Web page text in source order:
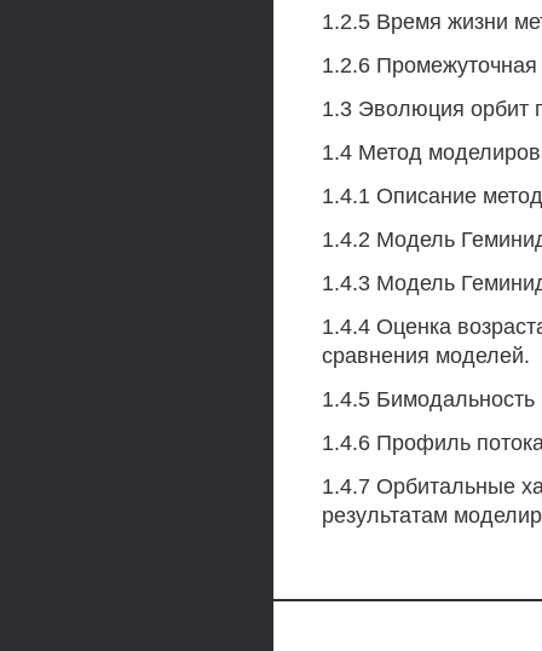
1.2.5 Время жизни
1.2.6 Промежуточная
1.3 Эволюция орбит
1.4 Метод
1.4.1 Описание
1.4.2 Модель
1.4.3 Модель
1.4.4 Оценка
сравнения моделей.
1.4.5 Бимодальность
1.4.6 Профиль
1.4.7 Орбитальные
результатам